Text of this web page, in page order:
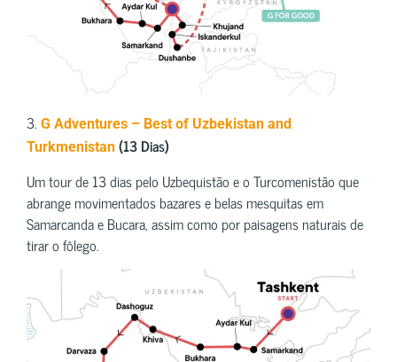
3. G Adventures – Best of Uzbekistan and
Turkmenistan (13 Dias)
Um tour de 13 dias pelo Uzbequistão e o Turcomenistão que
abrange movimentados bazares e belas mesquitas em
Samarcanda e Bucara, assim como por paisagens naturais de
tirar o fôlego.